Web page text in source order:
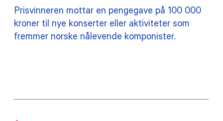
Prisvinneren mottar en pengegave på 100 000
kroner til nye konserter eller aktiviteter som
fremmer norske nålevende komponister.